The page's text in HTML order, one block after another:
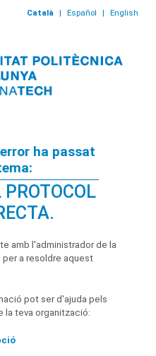
Català | Español | English
ha passat
PROTOCOL
amb l'administrador de la
a resoldre aquest
pot ser d'ajuda pels
la teva organització: